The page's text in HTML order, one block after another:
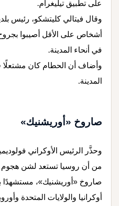
على تطبيق تيليغرام.
أشخاص على الأقل أصيبوا
في أنحاء المدينة.
وأضاف أن الحطام كان
المدينة.
صاروخ «أوريشنيك»
وحذَّر الرئيس الأوكراني
من أن روسيا تستعد لشن هجوم
صاروخ «أوريشنيك»، مستشهدًا
أوكرانيا والولايات المتحدة